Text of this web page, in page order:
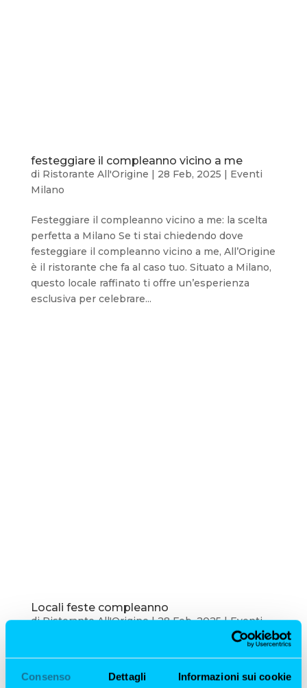
Consenso Dettagli Informazioni sui cookie
festeggiare il compleanno vicino a me
di Ristorante All'Origine | 28 Feb, 2025 | Eventi
Milano
Festeggiare il compleanno vicino a me: la scelta
perfetta a Milano Se ti stai chiedendo dove
festeggiare il compleanno vicino a me, All’Origine
è il ristorante che fa al caso tuo. Situato a Milano,
questo locale raffinato ti offre un’esperienza
esclusiva per celebrare...
Locali feste compleanno
diRistorante All'Origine|28 Feb, 2025|Eventi
tuo evento a Milano Cerchi locali per feste di